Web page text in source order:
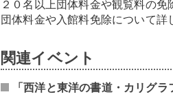
２０名以上団体料金や観覧料の免
団体料金や入館料免除について詳
関連イベント
「西洋と東洋の書道・カリグ